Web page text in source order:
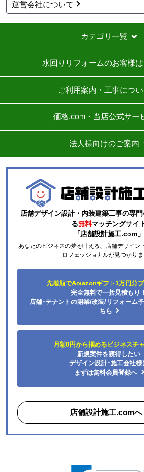
運営会社について
カテゴリ一覧
水回りリフォームのお客様
ご利用案内・工事につい
価格.com・当店公式サー
法人様向けのご案内
店舗デザイン設計・内装建築工事の専門
る無料マッチングサイ
「店舗設計施工.com」
あなたのビジネスの夢を叶える、店舗デザイン
ロフェッショナルが見つかりま
先着順でAmazonギフト1万円分
完全無料で一括見積もり！
店舗･テナントの開業/改装/リフォーム
ちら
月額0円から掴めるビジネスチ
新規案件を獲得したい
デザイン設計･施工会社様
まずは無料会員登録へ
店舗設計施工.comへ